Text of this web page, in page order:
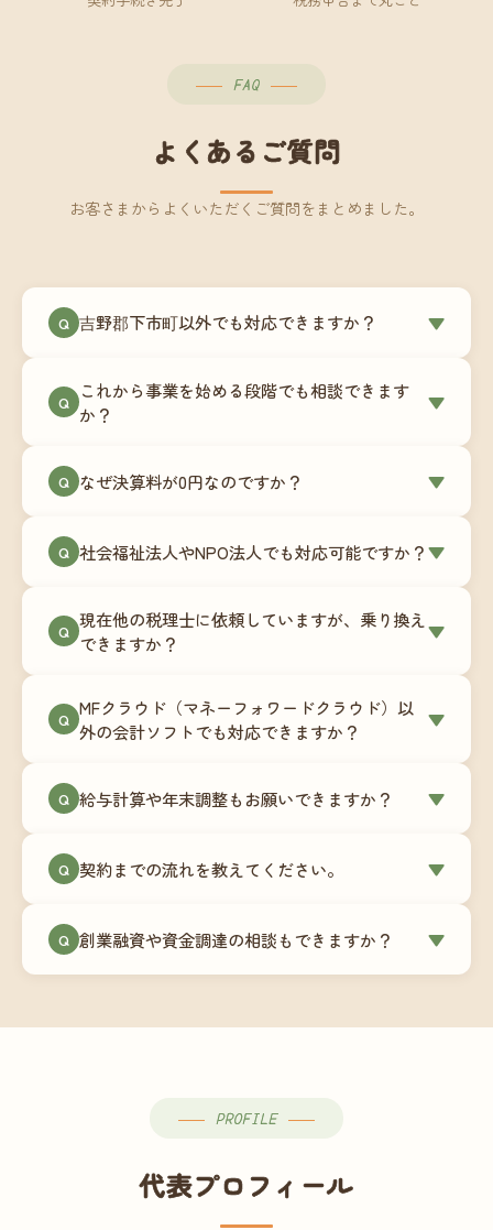
FAQ
よくあるご質問
お客さまからよくいただくご質問をまとめました。
Q 吉野郡下市町以外でも対応できますか？ ▼
す。Zoomやチャットツールを使ったオンラインで
のやり取りが中心ですので、地域を問わずサポー
地域の事業者さまにご利用いただいています。
Q
これから事業を始める段階でも相談できます
か？
▼
180,000円〜）をご用意しています。事業計画の段
談にも対応しています。
Q なぜ決算料が0円なのですか？ ▼
次で進めています。そのため、決算時に追加の作
リプション型の料金体系を実現しています。年間
コストが事前にわかるので、資金繰りの見通しも
Q 社会福祉法人やNPO法人でも対応可能ですか？▼
は営利法人とは会計基準や監査要件が異なるた
め、別途お見積りとなります。まずはお気軽にご
Q 現在他の税理士に依頼していますが、乗り換え
できますか？
▼
ます。前任の税理士事務所との連携や、過去の帳
簿データの移行もお手伝いします。決算期のタイ
での変更も対応可能です。
Q MFクラウド（マネーフォワードクラウド）以
外の会計ソフトでも対応できますか？
▼
供しています。これから会計ソフトを導入される
します。freee・弥生会計等をご利用中の場合は、
Q 給与計算や年末調整もお願いできますか？ ▼
怠集計あり／5名まで）は月額15,000円〜、年末調
す。人数が増える場合は別途お見積りします。
Q 契約までの流れを教えてください。 ▼
（30〜60分）でご事業内容・ご要望のヒアリング
→ ③お見積り・ご契約 → ④MFクラウドの初期設
談から契約まで費用は発生しませんので、お気軽
Q 創業融資や資金調達の相談もできますか？ ▼
PROFILE
代表プロフィール